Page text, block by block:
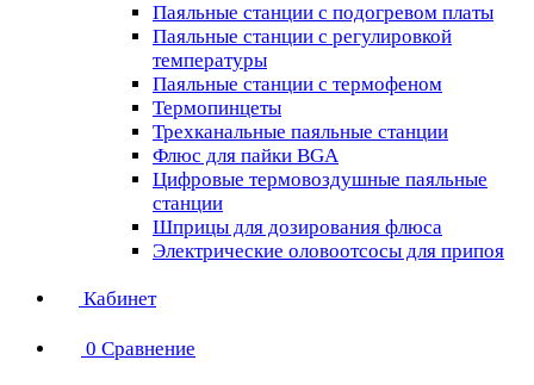
Паяльные станции с подогревом платы
Паяльные станции с регулировкой
температуры
Паяльные станции с термофеном
Термопинцеты
Трехканальные паяльные станции
Флюс для пайки BGA
Цифровые термовоздушные паяльные
станции
Шприцы для дозирования флюса
Электрические оловоотсосы для припоя
Кабинет
0 Сравнение